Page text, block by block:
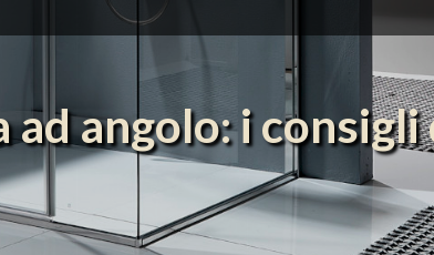
ad angolo: i consigli